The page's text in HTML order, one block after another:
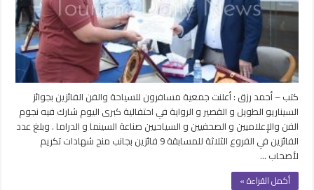
في
مسابقة
مسافرون
للقصة
و
السيناريو
مغلقة
كتب – أحمد رزق : أعلنت جمعية مسافرون للسياحة والفن الفائزين بجوائز
السيناريو الطويل و القصير و الرواية في احتفالية كبرى اليوم شارك فيه نجوم
الفن والإعلاميين و الصحفيين و السياحيين صناعة السينما و الدراما . وبلغ عدد
الفائزين في الفروع الثلاثة للمسابقة 9 فائزين بجانب منح شهادات تكريم
لأصحاب …
أكمل القراءة »